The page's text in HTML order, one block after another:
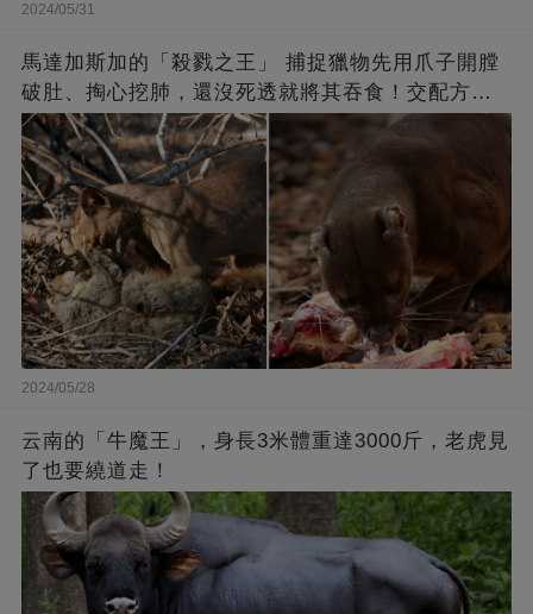
2024/05/31
馬達加斯加的「殺戮之王」 捕捉獵物先用爪子開膛
破肚、掏心挖肺，還沒死透就將其吞食！交配方式
更是讓人大吃一驚
2024/05/28
云南的「牛魔王」，身長3米體重達3000斤，老虎見
了也要繞道走！